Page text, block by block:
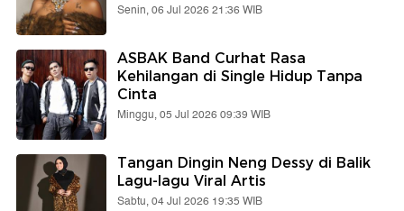
Senin, 06 Jul 2026 21:36 WIB
ASBAK Band Curhat Rasa
Kehilangan di Single Hidup Tanpa
Cinta
Minggu, 05 Jul 2026 09:39 WIB
Tangan Dingin Neng Dessy di Balik
Lagu-lagu Viral Artis
Sabtu, 04 Jul 2026 19:35 WIB